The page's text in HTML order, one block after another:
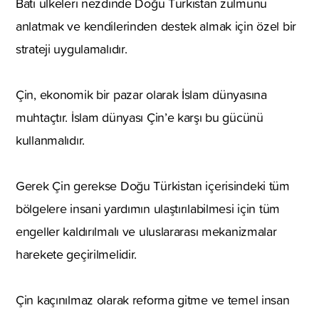
anlatmak ve kendilerinden destek almak için özel bir
strateji uygulamalıdır.
Çin, ekonomik bir pazar olarak İslam dünyasına
muhtaçtır. İslam dünyası Çin’e karşı bu gücünü
kullanmalıdır.
Gerek Çin gerekse Doğu Türkistan içerisindeki tüm
bölgelere insani yardımın ulaştırılabilmesi için tüm
engeller kaldırılmalı ve uluslararası mekanizmalar
harekete geçirilmelidir.
Çin kaçınılmaz olarak reforma gitme ve temel insan